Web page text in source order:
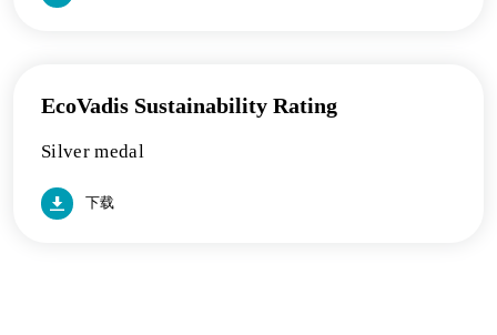
EcoVadis Sustainability Rating
Silver medal
下载